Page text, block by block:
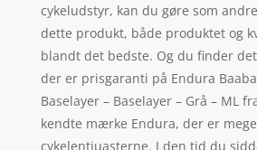
cykeludstyr, kan du gøre som
dette produkt, både produktet og
blandt det bedste. Og du finder
der er prisgaranti på Endura
Baselayer – Baselayer – Grå – ML
kendte mærke Endura, der er
cykelentiuasterne. I den tid du